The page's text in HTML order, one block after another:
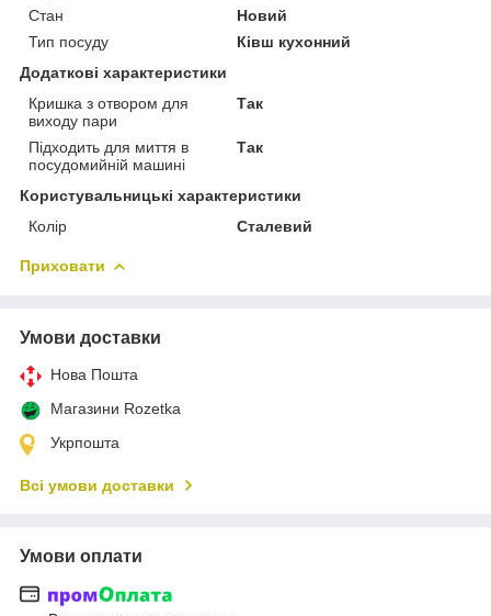
Стан
Новий
Тип посуду
Ківш кухонний
Додаткові характеристики
Кришка з отвором для
виходу пари
Так
Підходить для миття в
посудомийній машині
Так
Користувальницькі характеристики
Колір
Сталевий
Приховати
Умови доставки
Нова Пошта
Магазини Rozetka
Укрпошта
Всі умови доставки
Умови оплати